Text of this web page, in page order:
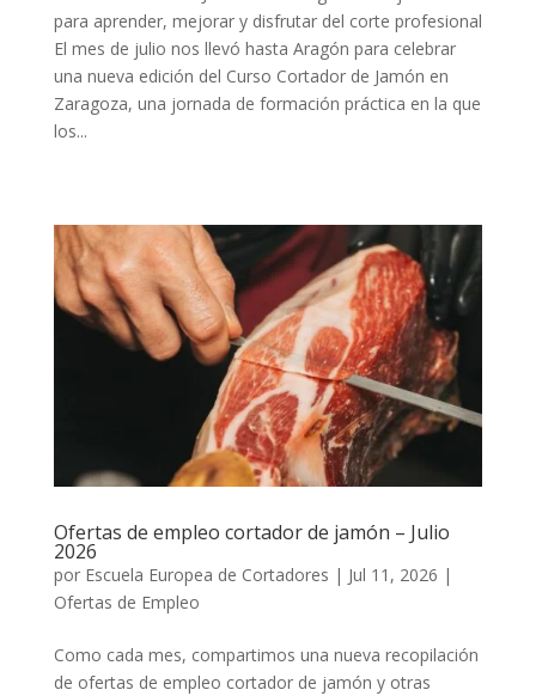
para aprender, mejorar y disfrutar del corte profesional
El mes de julio nos llevó hasta Aragón para celebrar
una nueva edición del Curso Cortador de Jamón en
Zaragoza, una jornada de formación práctica en la que
los...
Ofertas de empleo cortador de jamón – Julio
2026
por Escuela Europea de Cortadores | Jul 11, 2026 |
Ofertas de Empleo
Como cada mes, compartimos una nueva recopilación
de ofertas de empleo cortador de jamón y otras